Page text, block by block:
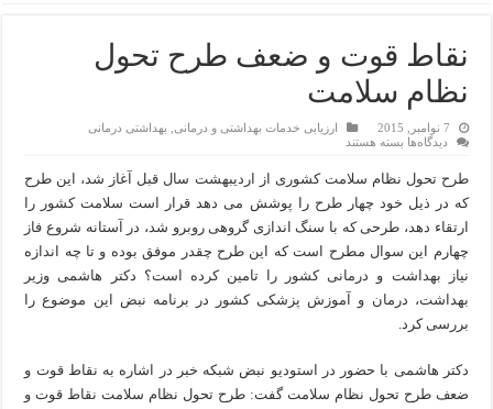
نقاط قوت و ضعف طرح تحول
نظام سلامت
7 نوامبر, 2015 ارزیابی خدمات بهداشتی و درمانی
بهداشتی درمانی
دیدگاه‌ها برای
و
ضعف
طرح
تحول
سلامت
بسته هستند
طرح تحول نظام سلامت کشوری از اردیبهشت سال قبل آغاز شد، این طرح
که در ذیل خود چهار طرح را پوشش می دهد قرار است سلامت کشور را
ارتقاء دهد، طرحی که با سنگ اندازی گروهی روبرو شد، در آستانه شروع فاز
چهارم این سوال مطرح است که این طرح چقدر موفق بوده و تا چه اندازه
نیاز بهداشت و درمانی کشور را تامین کرده است؟ دکتر هاشمی وزیر
بهداشت، درمان و آموزش پزشکی کشور در برنامه نبض این موضوع را
بررسی کرد.
دکتر هاشمی با حضور در استودیو نبض شبکه خبر در اشاره به نقاط قوت و
ضعف طرح تحول نظام سلامت گفت: طرح تحول نظام سلامت نقاط قوت و